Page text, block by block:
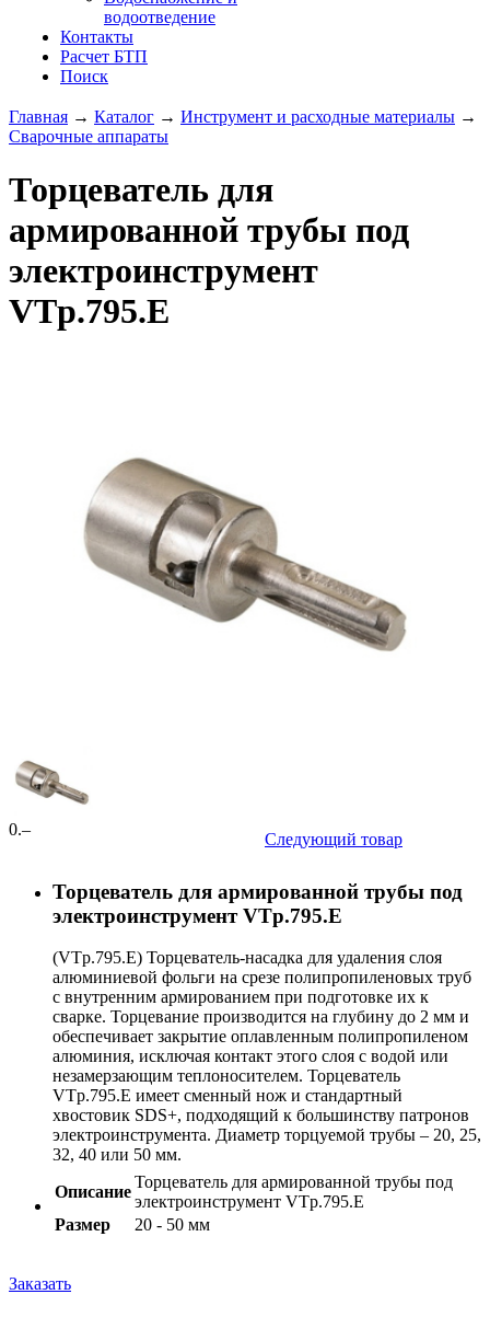
водоотведение
Контакты
Расчет БТП
Поиск
Главная → Каталог → Инструмент и расходные материалы →
Сварочные аппараты
Торцеватель для
армированной трубы под
электроинструмент
VTp.795.E
Следующий товар
0.–
Торцеватель для армированной трубы под
электроинструмент VTp.795.E
(VTp.795.E) Торцеватель-насадка для удаления слоя
алюминиевой фольги на срезе полипропиленовых труб
с внутренним армированием при подготовке их к
сварке. Торцевание производится на глубину до 2 мм и
обеспечивает закрытие оплавленным полипропиленом
алюминия, исключая контакт этого слоя с водой или
незамерзающим теплоносителем. Торцеватель
VTp.795.Е имеет сменный нож и стандартный
хвостовик SDS+, подходящий к большинству патронов
электроинструмента. Диаметр торцуемой трубы – 20, 25,
32, 40 или 50 мм.
Описание
Торцеватель для армированной трубы под
электроинструмент VTp.795.E
Размер
20 - 50 мм
Заказать